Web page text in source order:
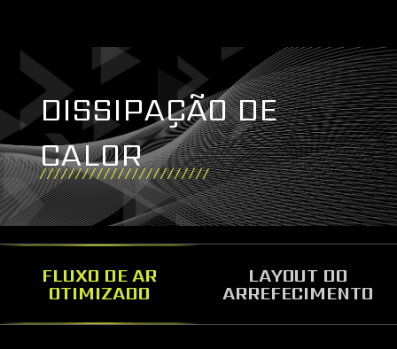
DISSIPAÇÃO DE
CALOR
FLUXO DE AR
OTIMIZADO
LAYOUT DO
ARREFECIMENTO